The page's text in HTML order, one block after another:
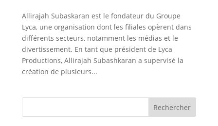
Allirajah Subaskaran est le fondateur du Groupe
Lyca, une organisation dont les filiales opèrent dans
différents secteurs, notamment les médias et le
divertissement. En tant que président de Lyca
Productions, Allirajah Subashkaran a supervisé la
création de plusieurs...
Rechercher